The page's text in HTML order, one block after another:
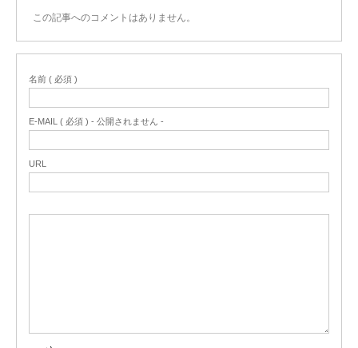
この記事へのコメントはありません。
名前 ( 必須 )
E-MAIL ( 必須 ) - 公開されません -
URL